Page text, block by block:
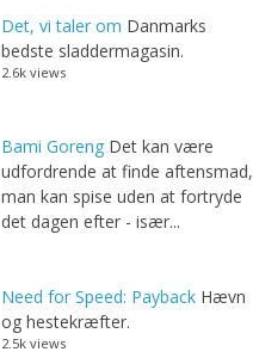
Det, vi taler om Danmarks
bedste sladdermagasin.
2.6k views
Bami Goreng Det kan være
udfordrende at finde aftensmad,
man kan spise uden at fortryde
det dagen efter - især...
Need for Speed: Payback Hævn
og hestekræfter.
2.5k views